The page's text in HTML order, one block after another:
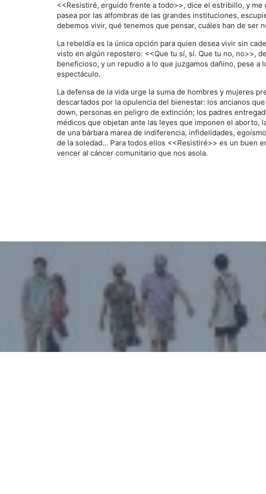
<<Resistiré, erguido frente a todo>>, dice el estribillo, y
pasea por las alfombras de las grandes instituciones,
debemos vivir, qué tenemos que pensar, cuáles han de
La rebeldía es la única opción para quien desea vivir sin
visto en algún repostero: <<Que tu sí, sí. Que tu no, no>>,
beneficioso, y un repudio a lo que juzgamos dañino, pese
espectáculo.
La defensa de la vida urge la suma de hombres y mujeres
descartados por la opulencia del bienestar: los ancianos
down, personas en peligro de extinción; los padres
médicos que objetan ante las leyes que imponen el
de una bárbara marea de indiferencia, infidelidades,
de la soledad… Para todos ellos <<Resistiré>> es un buen
vencer al cáncer comunitario que nos asola.